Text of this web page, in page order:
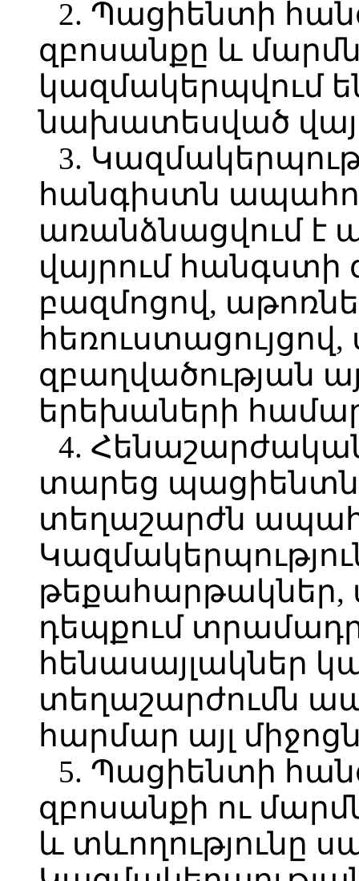
2. Պացիենտի
զբոսանքը և
կազմակերպվում
նախատեսված
3.
հանգիստն
առանձնացվում է
վայրում հանգստի
բազմոցով,
զբաղվածության
երեխաների
4.
տարեց
տեղաշարժն
թեքահարթակներ,
դեպքում
հենասայլակներ
տեղաշարժումն
հարմար այլ
5. Պացիենտի
զբոսանքի ու
և տևողությունը